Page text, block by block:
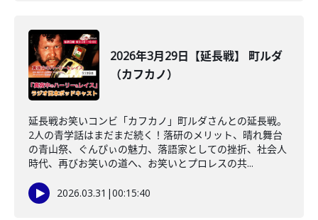
2026年3月29日【延長戦】 町ルダ
（カフカノ）
延長戦お笑いコンビ「カフカノ」町ルダさんとの延長戦。
2人の青学話はまだまだ続く！落研のメリット、晴れ舞台
の青山祭、ぐんぴぃの魅力、落語家としての挫折、社会人
時代、再びお笑いの道へ、お笑いとプロレスの共...
2026.03.31 |00:15:40